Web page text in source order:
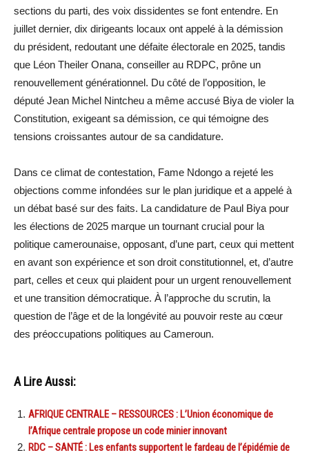
sections du parti, des voix dissidentes se font entendre. En
juillet dernier, dix dirigeants locaux ont appelé à la démission
du président, redoutant une défaite électorale en 2025, tandis
que Léon Theiler Onana, conseiller au RDPC, prône un
renouvellement générationnel. Du côté de l’opposition, le
député Jean Michel Nintcheu a même accusé Biya de violer la
Constitution, exigeant sa démission, ce qui témoigne des
tensions croissantes autour de sa candidature.
Dans ce climat de contestation, Fame Ndongo a rejeté les
objections comme infondées sur le plan juridique et a appelé à
un débat basé sur des faits. La candidature de Paul Biya pour
les élections de 2025 marque un tournant crucial pour la
politique camerounaise, opposant, d’une part, ceux qui mettent
en avant son expérience et son droit constitutionnel, et, d’autre
part, celles et ceux qui plaident pour un urgent renouvellement
et une transition démocratique. À l’approche du scrutin, la
question de l’âge et de la longévité au pouvoir reste au cœur
des préoccupations politiques au Cameroun.
A Lire Aussi:
AFRIQUE CENTRALE – RESSOURCES : L’Union économique de
l’Afrique centrale propose un code minier innovant
RDC – SANTÉ : Les enfants supportent le fardeau de l’épidémie de